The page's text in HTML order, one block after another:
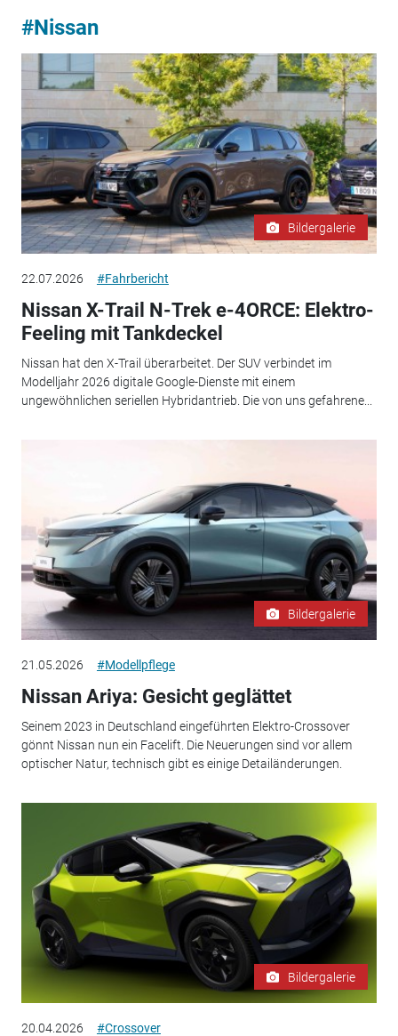
#Nissan
Bildergalerie
22.07.2026 #Fahrbericht
Nissan X-Trail N-Trek e-4ORCE: Elektro-
Feeling mit Tankdeckel
Nissan hat den X-Trail überarbeitet. Der SUV verbindet im
Modelljahr 2026 digitale Google-Dienste mit einem
ungewöhnlichen seriellen Hybridantrieb. Die von uns gefahrene...
Bildergalerie
21.05.2026 #Modellpflege
Nissan Ariya: Gesicht geglättet
Seinem 2023 in Deutschland eingeführten Elektro-Crossover
gönnt Nissan nun ein Facelift. Die Neuerungen sind vor allem
optischer Natur, technisch gibt es einige Detailänderungen.
Bildergalerie
20.04.2026 #Crossover